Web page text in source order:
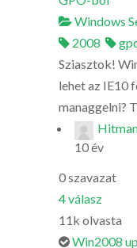
Windows
2008
Sziasztok!
lehet az
managgelni?
10 év
0szavazat
4válasz
11k olvasta
Win2008